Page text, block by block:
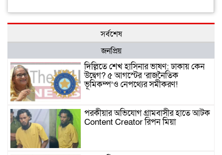
সর্বশেষ
জনপ্রিয়
দিল্লিতে শেখ হাসিনার ভাষণ: ঢাকায় কেন
উদ্বেগ? ৫ আগস্টের ‘রাজনৈতিক
ভূমিকম্প’ও নেপথ্যের সমীকরণ!
পরকীয়ার অভিযোগ গ্রামবাসীর হাতে আটক
Content Creator রিপন মিয়া